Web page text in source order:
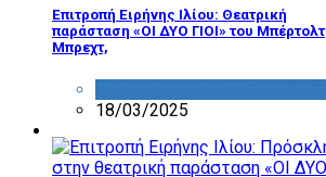
Επιτροπή Ειρήνης Ιλίου: Θεατρική
παράσταση «ΟΙ ΔΥΟ ΓΙΟΙ» του Μπέρτολτ
Μπρεχτ,
18/03/2025